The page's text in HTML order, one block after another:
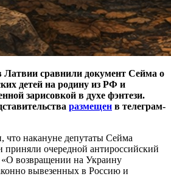
Латвии сравнили документ Сейма о
детей на родину из РФ и
зарисовкой в духе фэнтези.
размещен в телеграм-
накануне депутаты Сейма
приняли очередной антироссийский
возвращении на Украину
вывезенных в Россию и